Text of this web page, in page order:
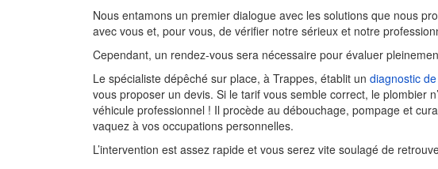
Nous entamons un premier dialogue avec les solutions que nous
avec vous et, pour vous, de vérifier notre sérieux et notre
Cependant, un rendez-vous sera nécessaire pour évaluer
Le spécialiste dépêché sur place, à Trappes, établit un diagnostic
vous proposer un devis. Si le tarif vous semble correct, le plombier
véhicule professionnel ! Il procède au débouchage, pompage et
vaquez à vos occupations personnelles.
L’intervention est assez rapide et vous serez vite soulagé de